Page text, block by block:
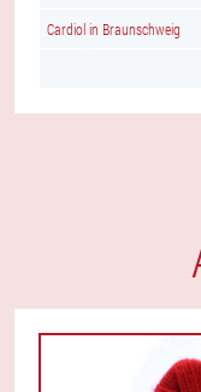
Cardiol in Braunschweig